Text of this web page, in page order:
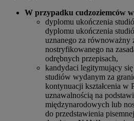
W przypadku cudzoziemców
dyplomu ukończenia
dyplomu ukończenia
uznanego za
nostryfikowanego na
odrębnych przepisach,
kandydaci legitymujący
studiów wydanym za
kontynuacji kształcenia w
uznawalnością na
międzynarodowych lub
do przedstawienia